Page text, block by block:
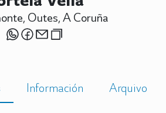
Outes, A Coruña
Información Arquivo